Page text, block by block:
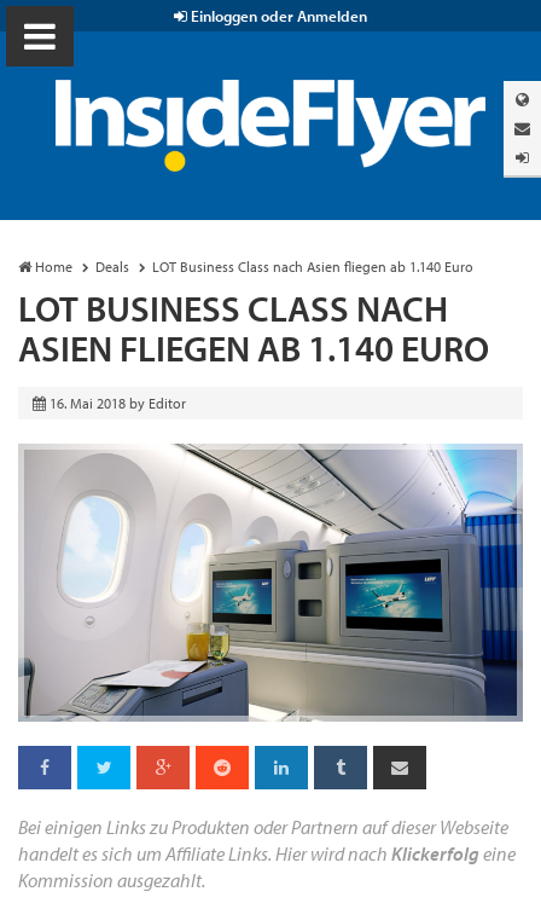
Einloggen oder Anmelden
Home Deals LOT Business Class nach Asien fliegen ab 1.140 Euro
LOT BUSINESS CLASS NACH
ASIEN FLIEGEN AB 1.140 EURO
16. Mai 2018 by Editor
Bei einigen Links zu Produkten oder Partnern auf dieser Webseite
handelt es sich um Affiliate Links. Hier wird nach Klickerfolg eine
Kommission ausgezahlt.